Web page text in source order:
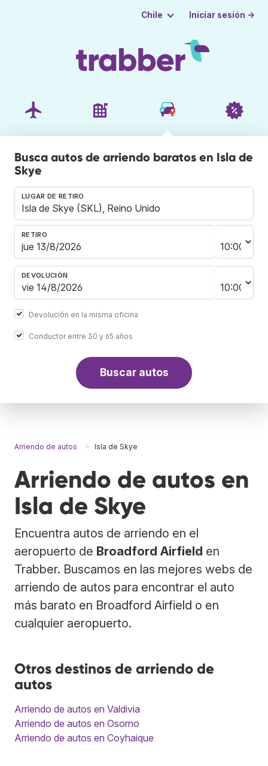
Chile Iniciar sesión →
Busca autos de arriendo baratos en Isla de
Skye
LUGAR DE RETIRO
RETIRO
DEVOLUCIÓN
Devolución en la misma oficina
Conductor entre 30 y 65 años
Buscar autos
Arriendo de autos Isla de Skye
Arriendo de autos en
Isla de Skye
Encuentra autos de arriendo en el
aeropuerto de Broadford Airfield en
Trabber. Buscamos en las mejores webs de
arriendo de autos para encontrar el auto
más barato en Broadford Airfield o en
cualquier aeropuerto.
Otros destinos de arriendo de
autos
Arriendo de autos en Valdivia
Arriendo de autos en Osorno
Arriendo de autos en Coyhaique